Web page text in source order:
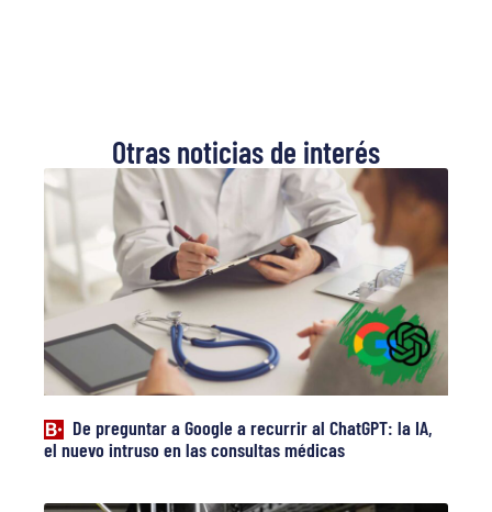
Otras noticias de interés
De preguntar a Google a recurrir al ChatGPT: la IA,
el nuevo intruso en las consultas médicas